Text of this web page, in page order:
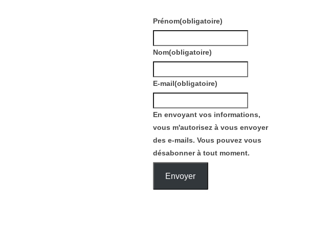
Prénom(obligatoire)
Nom(obligatoire)
E-mail(obligatoire)
En envoyant vos informations,
vous m'autorisez à vous envoyer
des e-mails. Vous pouvez vous
désabonner à tout moment.
Envoyer